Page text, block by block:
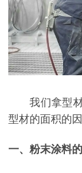
我们拿型
型材的面积的
一、粉末涂料